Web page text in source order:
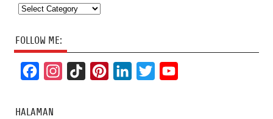
Categories
FOLLOW ME:
c
HALAMAN